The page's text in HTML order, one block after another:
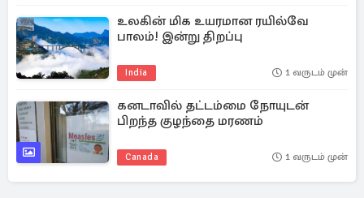
உலகின் மிக உயரமான ரயில்வே
பாலம்! இன்று திறப்பு
India 1 வருடம் முன்
கனடாவில் தட்டம்மை நோயுடன்
பிறந்த குழந்தை மரணம்
Canada 1 வருடம் முன்